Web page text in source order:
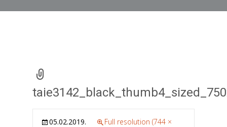
05.02.2019.
Full resolution (744 ×